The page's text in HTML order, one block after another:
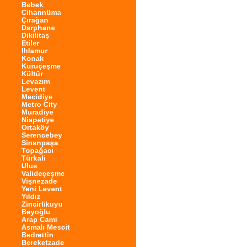
Bebek
Cihannüma
Çırağan
Darphane
Dikilitaş
Etiler
Ihlamur
Konak
Kuruçeşme
Kültür
Levazım
Levent
Mecidiye
Metro City
Muradiye
Nispetiye
Ortaköy
Serencebey
Sinanpaşa
Topağacı
Türkali
Ulus
Valideçeşme
Vişnezade
Yeni Levent
Yıldız
Zincirlikuyu
Beyoğlu
Arap Cami
Asmalı Mescit
Bedrettin
Bereketzade